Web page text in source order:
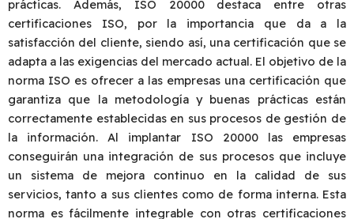
prácticas. Además, ISO 20000 destaca entre otras
certificaciones ISO, por la importancia que da a la
satisfacción del cliente, siendo así, una certificación que se
adapta a las exigencias del mercado actual. El objetivo de la
norma ISO es ofrecer a las empresas una certificación que
garantiza que la metodología y buenas prácticas están
correctamente establecidas en sus procesos de gestión de
la información. Al implantar ISO 20000 las empresas
conseguirán una integración de sus procesos que incluye
un sistema de mejora continuo en la calidad de sus
servicios, tanto a sus clientes como de forma interna. Esta
norma es fácilmente integrable con otras certificaciones